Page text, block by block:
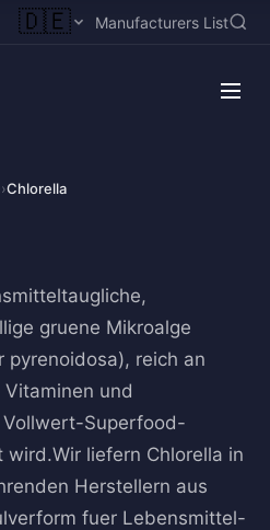
🇩🇪 Manufacturers List
›Chlorella
gruene Mikroalge
pyrenoidosa), reich an
und
Superfood-
wird.Wir liefern Chlorella in
Herstellern aus
fuer Lebensmittel-